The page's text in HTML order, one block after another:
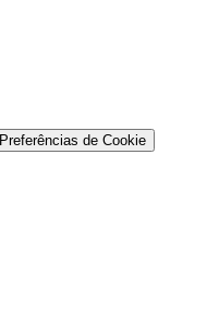
Preferências de Cookie